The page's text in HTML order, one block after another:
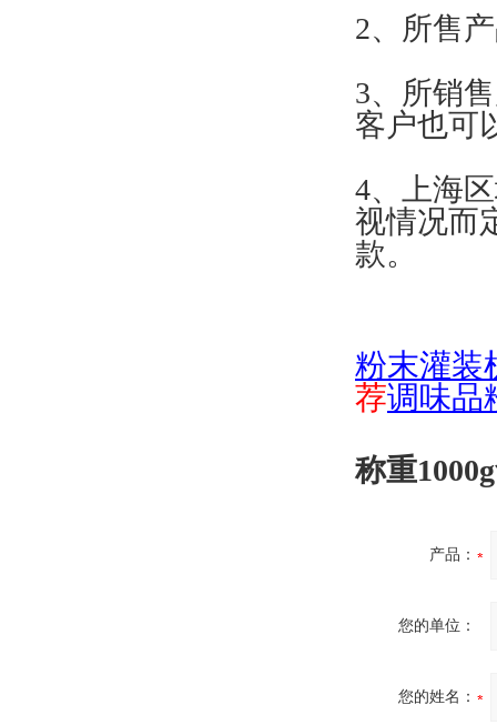
2、所售
3、所销
客户也可
4、上海
视情况而
款。
粉末灌装
荐调味品
称重
产品：
您的单位：
您的姓名：